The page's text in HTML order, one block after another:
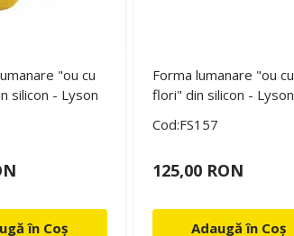
"ou cu
silicon - Lyson
în Coș
Forma lumanare "ou cu
flori" din silicon - Lyson
Cod:FS157
125,00 RON
Adaugă în Coș